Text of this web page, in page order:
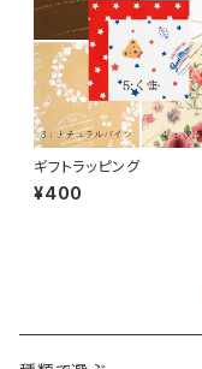
ギフトラッピング
¥400